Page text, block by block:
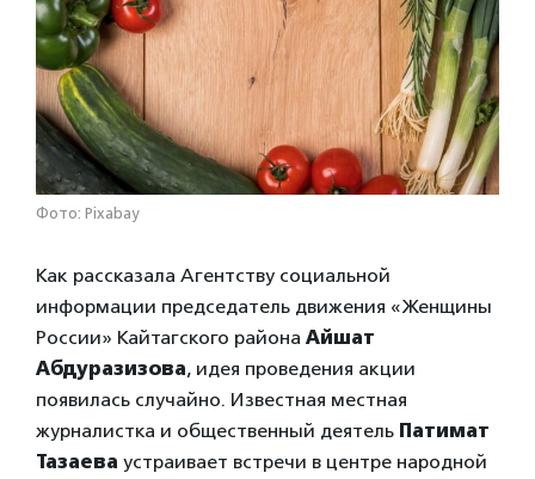
Фото: Pixabay
Как рассказала Агентству социальной
информации председатель движения «Женщины
России» Кайтагского района Айшат
Абдуразизова, идея проведения акции
появилась случайно. Известная местная
журналистка и общественный деятель Патимат
Тазаева устраивает встречи в центре народной